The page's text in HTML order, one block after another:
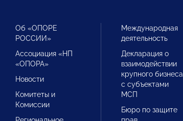
Об «ОПОРЕ
РОССИИ»
Ассоциация «НП
«ОПОРА»
Новости
Комитеты и
Комиссии
Международная
деятельность
Декларация о
взаимодействии
крупного бизнеса
с субъектами
МСП
Бюро по защите